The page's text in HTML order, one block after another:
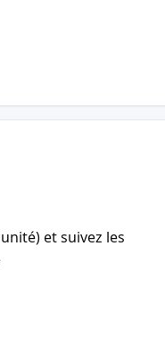
et suivez les